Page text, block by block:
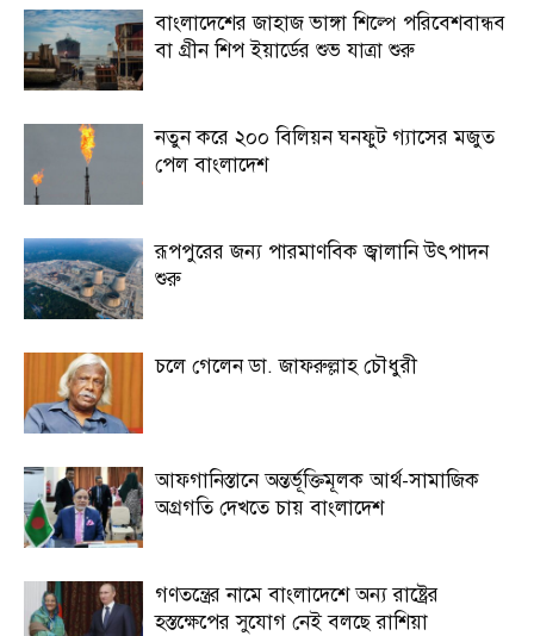
বাংলাদেশের জাহাজ ভাঙ্গা শিল্পে পরিবেশবান্ধব
বা গ্রীন শিপ ইয়ার্ডের শুভ যাত্রা শুরু
নতুন করে ২০০ বিলিয়ন ঘনফুট গ্যাসের মজুত
পেল বাংলাদেশ
রূপপুরের জন্য পারমাণবিক জ্বালানি উৎপাদন
শুরু
চলে গেলেন ডা. জাফরুল্লাহ চৌধুরী
আফগানিস্তানে অন্তর্ভূক্তিমূলক আর্থ-সামাজিক
অগ্রগতি দেখতে চায় বাংলাদেশ
গণতন্ত্রের নামে বাংলাদেশে অন্য রাষ্ট্রের
হস্তক্ষেপের সুযোগ নেই বলছে রাশিয়া